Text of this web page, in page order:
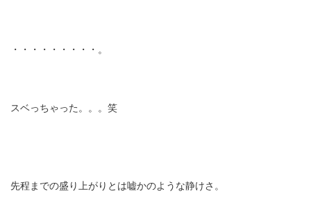
・・・・・・・・・。
スベっちゃった。。。笑
先程までの盛り上がりとは嘘かのような静けさ。